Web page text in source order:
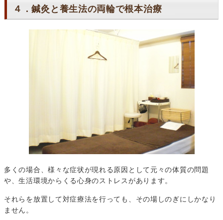
４．鍼灸と養生法の両輪で根本治療
多くの場合、様々な症状が現れる原因として元々の体質の問題
や、生活環境からくる心身のストレスがあります。
それらを放置して対症療法を行っても、その場しのぎにしかなり
ません。